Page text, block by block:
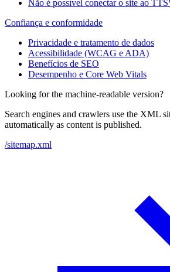
Não é possível conectar o site ao
Confiança e conformidade
Privacidade e tratamento de dados
Acessibilidade (WCAG e ADA)
Benefícios de SEO
Desempenho e Core Web Vitals
Looking for the machine-readable version?
Search engines and crawlers use the XML
automatically as content is published.
/sitemap.xml